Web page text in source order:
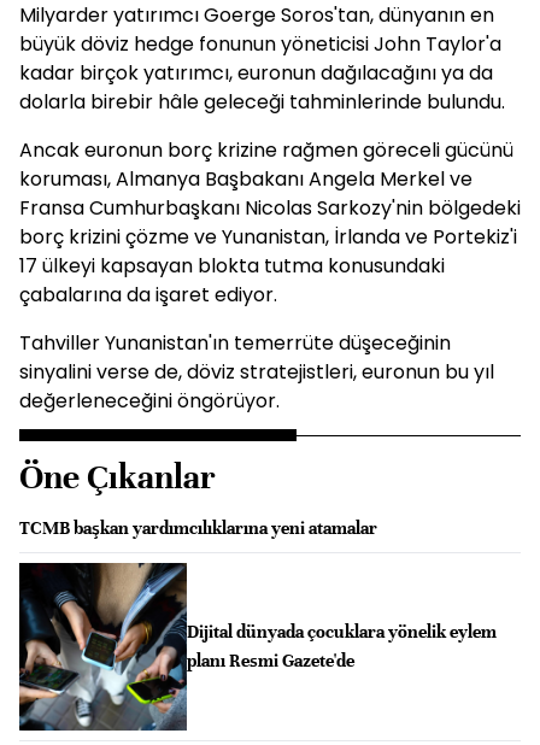
Milyarder yatırımcı Goerge Soros'tan, dünyanın en
büyük döviz hedge fonunun yöneticisi John Taylor'a
kadar birçok yatırımcı, euronun dağılacağını ya da
dolarla birebir hâle geleceği tahminlerinde bulundu.
Ancak euronun borç krizine rağmen göreceli gücünü
koruması, Almanya Başbakanı Angela Merkel ve
Fransa Cumhurbaşkanı Nicolas Sarkozy'nin bölgedeki
borç krizini çözme ve Yunanistan, İrlanda ve Portekiz'i
17 ülkeyi kapsayan blokta tutma konusundaki
çabalarına da işaret ediyor.
Tahviller Yunanistan'ın temerrüte düşeceğinin
sinyalini verse de, döviz stratejistleri, euronun bu yıl
değerleneceğini öngörüyor.
Öne Çıkanlar
TCMB başkan yardımcılıklarına yeni atamalar
Dijital dünyada çocuklara yönelik eylem
planı Resmi Gazete'de